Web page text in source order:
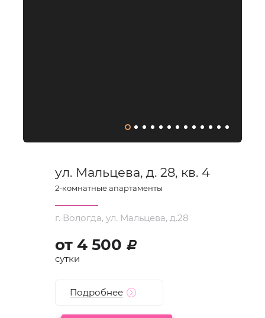
ул. Мальцева, д. 28, кв. 4
2-комнатные апартаменты
г. Вологда, ул. Мальцева, д.28
от 4 500 d
сутки
Подробнее